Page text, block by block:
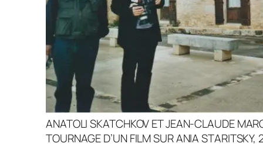
ANATOLI SKATCHKOV ET JEAN-CLAUDE
TOURNAGE D’UN FILM SUR ANIA STARITSKY,